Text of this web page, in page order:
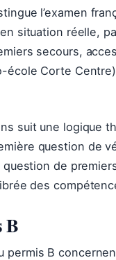
l’examen
situation réelle,
secours,
école Corte
suit une logique
question de
de
des
B
permis B